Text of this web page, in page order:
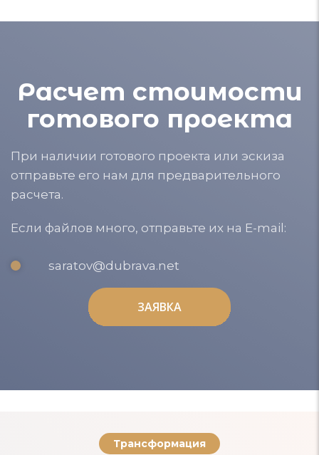
Расчет стоимости
готового проекта
При наличии готового проекта или эскиза
отправьте его нам для предварительного
расчета.
Если файлов много, отправьте их на E-mail:
saratov@dubrava.net
ЗАЯВКА
ЗАЯВКА
Трансформация